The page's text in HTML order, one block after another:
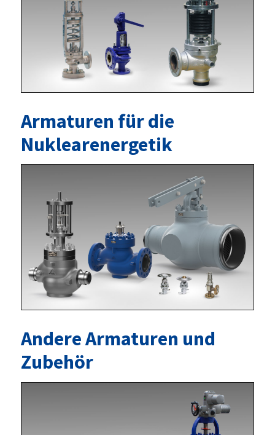
Armaturen für die
Nuklearenergetik
Andere Armaturen und
Zubehör